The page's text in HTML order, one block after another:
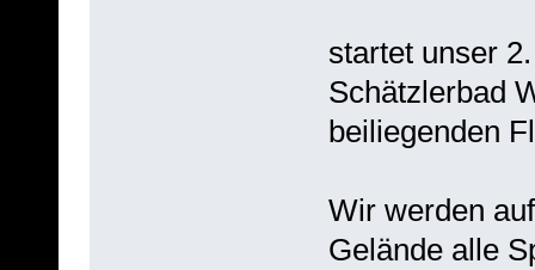
startet unser
Schätzlerbad
beiliegenden
Wir werden
Gelände alle